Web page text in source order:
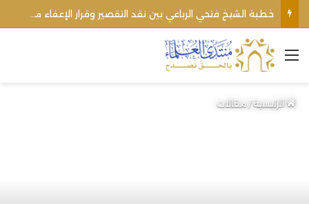
القائمة
الرئيسية/مقالات